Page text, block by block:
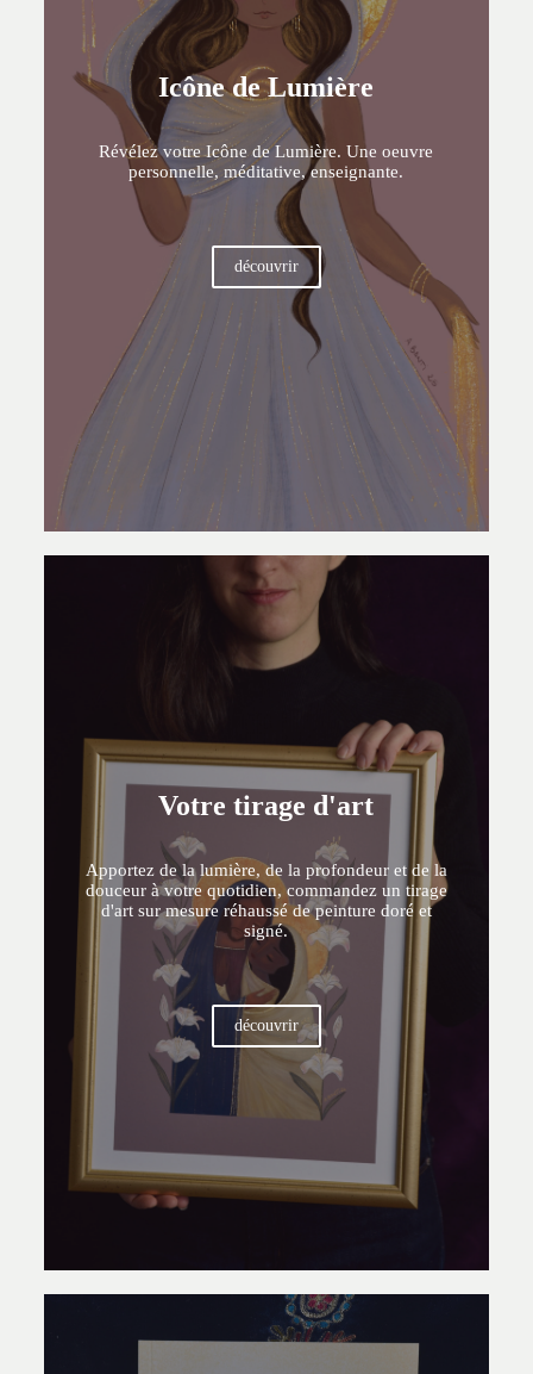
Icône de Lumière
Révélez votre Icône de Lumière. Une oeuvre
personnelle, méditative, enseignante.
découvrir
Votre tirage d'art
Apportez de la lumière, de la profondeur et de la
douceur à votre quotidien, commandez un tirage
d'art sur mesure réhaussé de peinture doré et
signé.
découvrir